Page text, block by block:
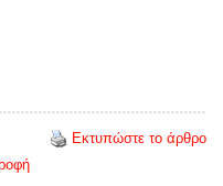
Εκτυπώστε το άρθρο